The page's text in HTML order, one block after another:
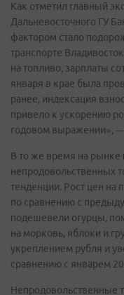
Как отметил главный
Дальневосточного ГУ
фактором стало
транспорте
на топливо, зарплаты
января в крае была
ранее, индексация
привело к ускорению
годовом выражении», —
В то же время на рынке
непродовольственных
тенденции. Рост цен на
по сравнению с
подешевели огурцы,
на морковь, яблоки и
укреплением рубля и
сравнению с январем
Непродовольственные